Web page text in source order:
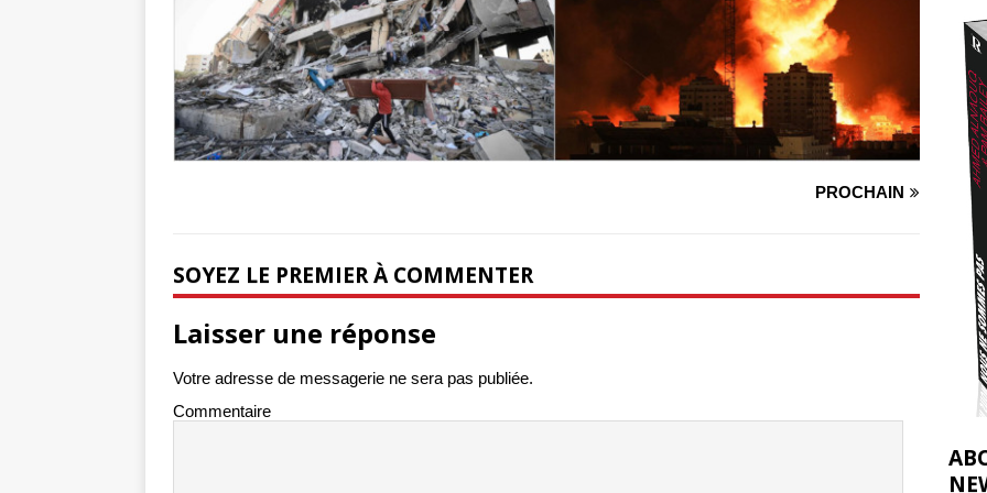
tueries[ 4 août 2026 ]
Gaza : les Israéliens bombardent des entrepôts de médicaments, aggravant ainsi la
crise sanitaire déjà dramatique [ 7 août 2026 ]
PROCHAIN
SOYEZ LE PREMIER À COMMENTER
Laisser une réponse
Votre adresse de messagerie ne sera pas publiée.
Commentaire